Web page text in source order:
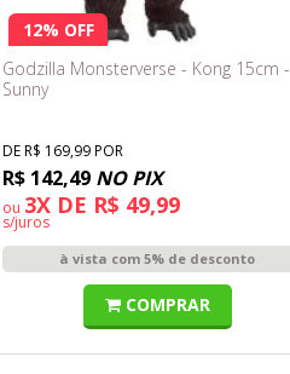
12% OFF
Godzilla Monsterverse - Kong 15cm -
Sunny
DE R$ 169,99 POR
R$ 142,49 NO PIX
ou 3X DE R$ 49,99
s/juros
à vista com 5% de desconto
COMPRAR